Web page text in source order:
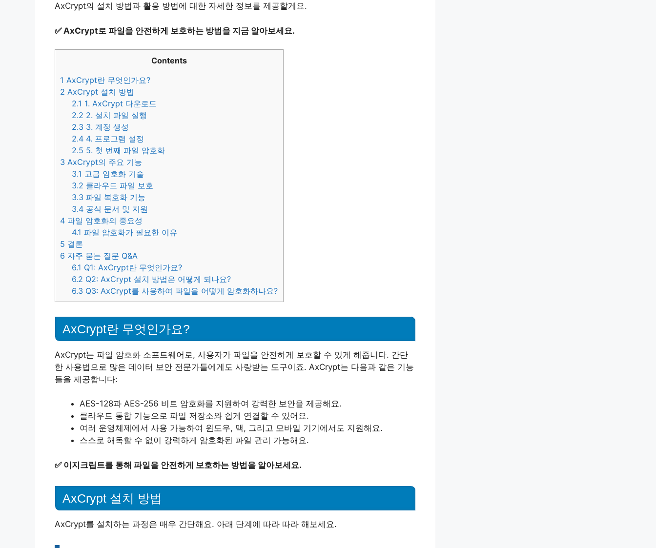
AxCrypt의 설치 방법과 활용 방법에 대한 자세한 정보를 제공할게요.
✅ AxCrypt로 파일을 안전하게 보호하는 방법을 지금 알아보세요.
Contents
1 AxCrypt란 무엇인가요?
2 AxCrypt 설치 방법
2.1 1. AxCrypt 다운로드
2.2 2. 설치 파일 실행
2.3 3. 계정 생성
2.4 4. 프로그램 설정
2.5 5. 첫 번째 파일 암호화
3 AxCrypt의 주요 기능
3.1 고급 암호화 기술
3.2 클라우드 파일 보호
3.3 파일 복호화 기능
3.4 공식 문서 및 지원
4 파일 암호화의 중요성
4.1 파일 암호화가 필요한 이유
5 결론
6 자주 묻는 질문 Q&A
6.1 Q1: AxCrypt란 무엇인가요?
6.2 Q2: AxCrypt 설치 방법은 어떻게 되나요?
6.3 Q3: AxCrypt를 사용하여 파일을 어떻게 암호화하나요?
AxCrypt란 무엇인가요?
AxCrypt는 파일 암호화 소프트웨어로, 사용자가 파일을 안전하게 보호할 수 있게 해줍니다. 간단
한 사용법으로 많은 데이터 보안 전문가들에게도 사랑받는 도구이죠. AxCrypt는 다음과 같은 기능
들을 제공합니다:
AES-128과 AES-256 비트 암호화를 지원하여 강력한 보안을 제공해요.
클라우드 통합 기능으로 파일 저장소와 쉽게 연결할 수 있어요.
여러 운영체제에서 사용 가능하여 윈도우, 맥, 그리고 모바일 기기에서도 지원해요.
스스로 해독할 수 없이 강력하게 암호화된 파일 관리 가능해요.
✅ 이지크립트를 통해 파일을 안전하게 보호하는 방법을 알아보세요.
AxCrypt 설치 방법
AxCrypt를 설치하는 과정은 매우 간단해요. 아래 단계에 따라 따라 해보세요.